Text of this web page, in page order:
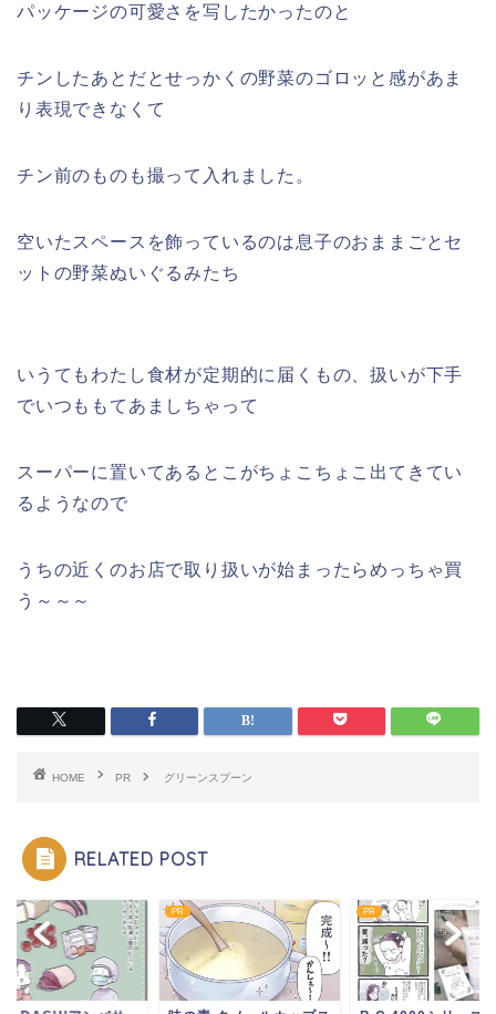
パッケージの可愛さを写したかったのと
チンしたあとだとせっかくの野菜のゴロッと感があま
り表現できなくて
チン前のものも撮って入れました。
空いたスペースを飾っているのは息子のおままごとセ
ットの野菜ぬいぐるみたち
いうてもわたし食材が定期的に届くもの、扱いが下手
でいつももてあましちゃって
スーパーに置いてあるとこがちょこちょこ出てきてい
るようなので
うちの近くのお店で取り扱いが始まったらめっちゃ買
う～～～
HOME PR グリーンスプーン
RELATED POST
PR PR